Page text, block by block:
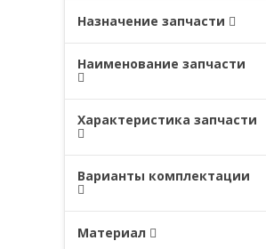
Назначение запчасти
Наименование запчасти
Характеристика запчасти
Варианты комплектации
Материал